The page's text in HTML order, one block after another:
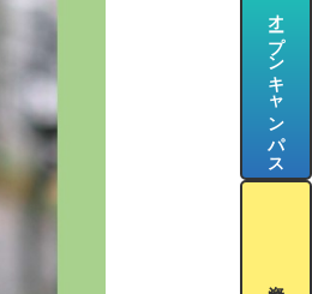
オープンキャンパス